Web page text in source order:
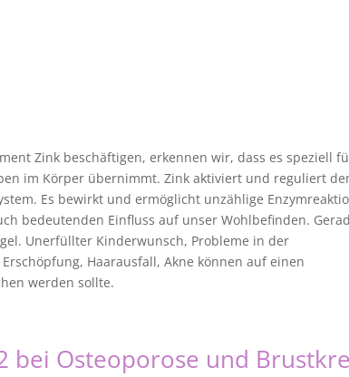
Zink beschäftigen, erkennen wir, dass es speziell
im Körper übernimmt. Zink aktiviert und reguliert
Es bewirkt und ermöglicht unzählige
bedeutenden Einfluss auf unser Wohlbefinden.
Unerfüllter Kinderwunsch, Probleme in der
Haarausfall, Akne können auf einen
werden sollte.
bei Osteoporose und